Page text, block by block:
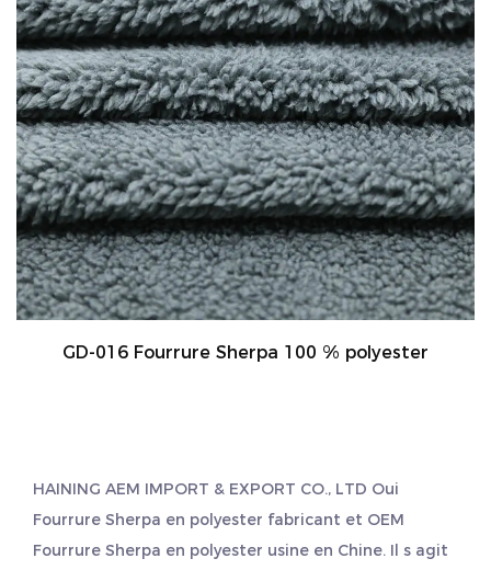
GD-016 Fourrure Sherpa 100 % polyester
HAINING AEM IMPORT & EXPORT CO., LTD Oui
Fourrure Sherpa en polyester fabricant et OEM
Fourrure Sherpa en polyester usine en Chine. Il s agit